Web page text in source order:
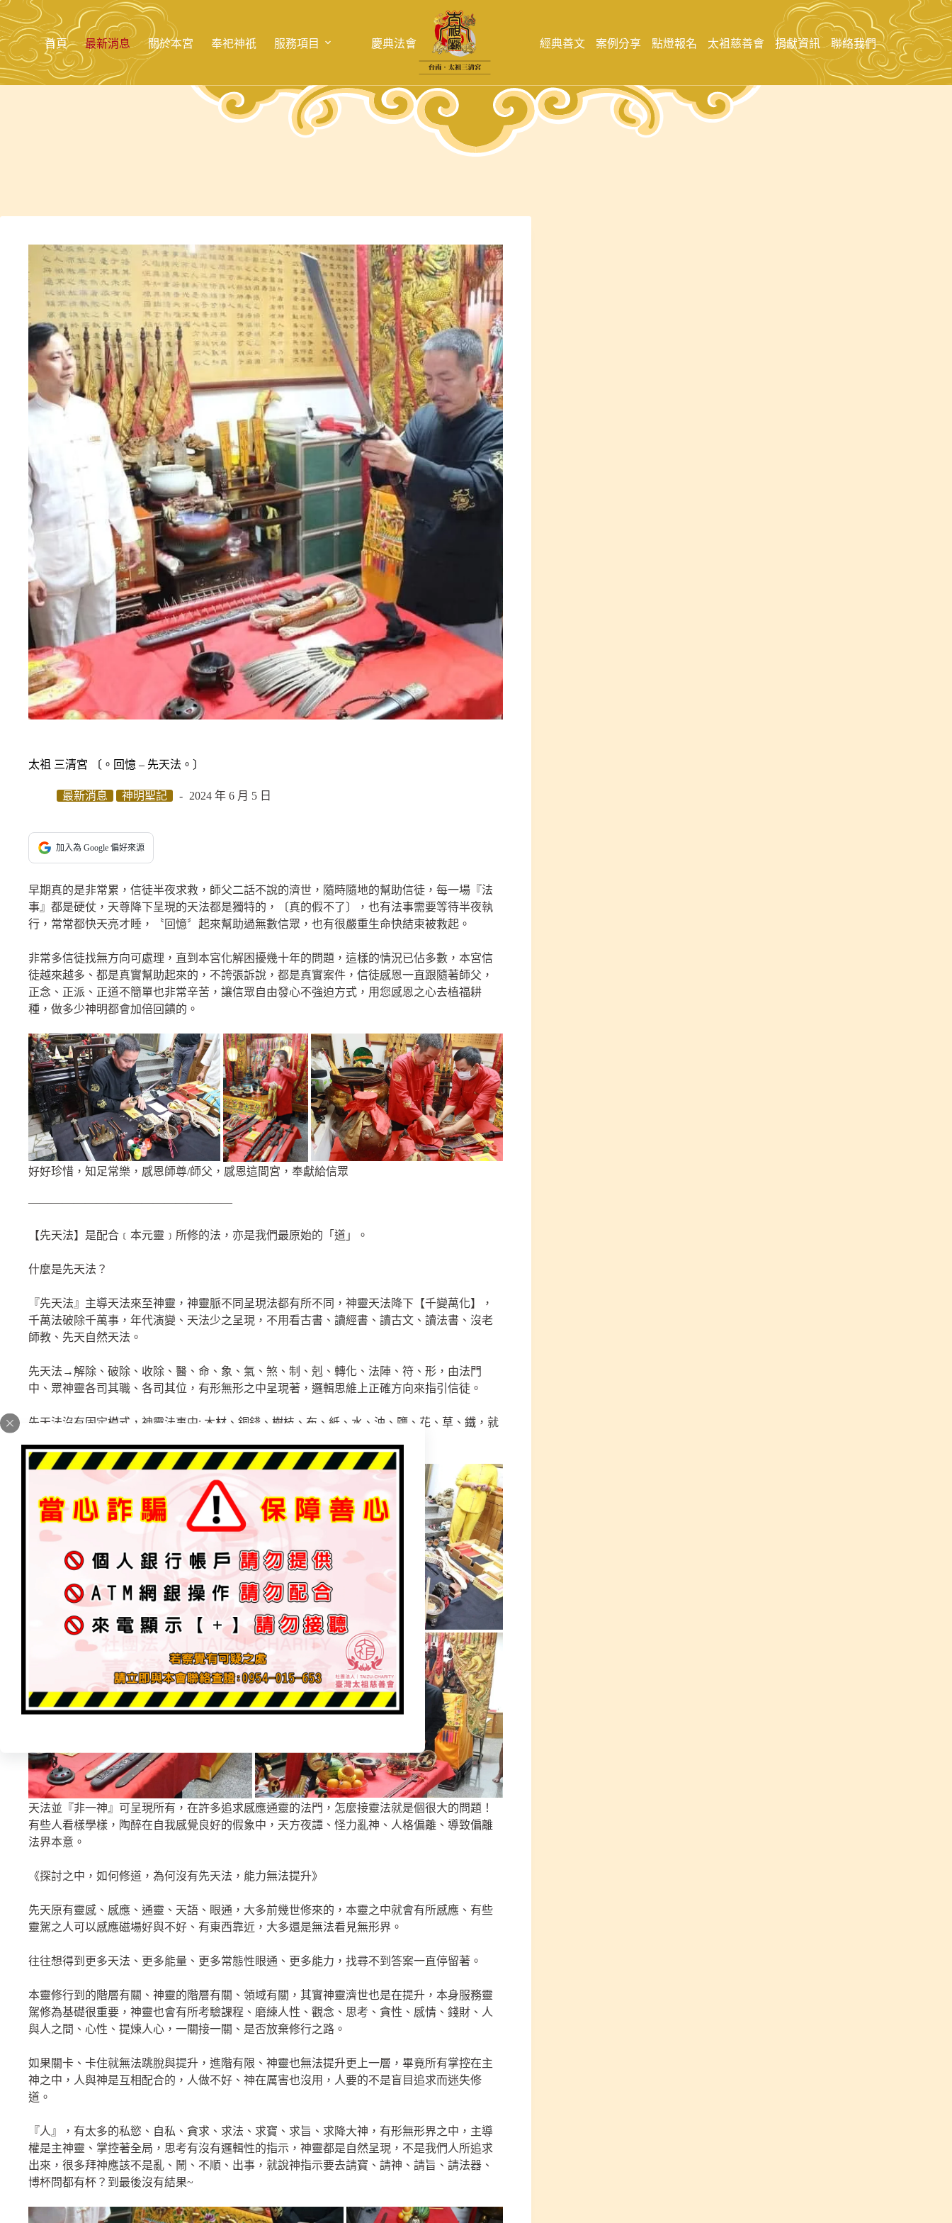
跳
至
主
要
內
首頁 最新消息 關於本宮 奉祀神祇 服務項目 慶典法會 經典善文 案例分享 點燈報名 太袓慈善會 捐獻資訊 聯絡我們
太祖 三清宮 〔。回憶 – 先天法。〕
最新消息 神明聖記 2024 年 6 月 5 日
加入為 Google 偏好來源
早期真的是非常累，信徒半夜求救，師父二話不說的濟世，隨時隨地的幫助信徒，每一場『法
事』都是硬仗，天尊降下呈現的天法都是獨特的，〔真的假不了〕，也有法事需要等待半夜執
行，常常都快天亮才睡，〝回憶〞起來幫助過無數信眾，也有很嚴重生命快結束被救起。
非常多信徒找無方向可處理，直到本宮化解困擾幾十年的問題，這樣的情況已佔多數，本宮信
徒越來越多、都是真實幫助起來的，不誇張訴說，都是真實案件，信徒感恩一直跟隨著師父，
正念、正派、正道不簡單也非常辛苦，讓信眾自由發心不強迫方式，用您感恩之心去植福耕
種，做多少神明都會加倍回饋的。
好好珍惜，知足常樂，感恩師尊/師父，感恩這間宮，奉獻給信眾
——————————————————
【先天法】是配合﹝本元靈﹞所修的法，亦是我們最原始的「道」。
什麼是先天法？
『先天法』主導天法來至神靈，神靈脈不同呈現法都有所不同，神靈天法降下【千變萬化】，
千萬法破除千萬事，年代演變、天法少之呈現，不用看古書、讀經書、讀古文、讀法書、沒老
師教、先天自然天法。
先天法→解除、破除、收除、醫、命、象、氣、煞、制、剋、轉化、法陣、符、形，由法門
中、眾神靈各司其職、各司其位，有形無形之中呈現著，邏輯思維上正確方向來指引信徒。
先天法沒有固定模式，神靈法事中: 木材、銅錢、樹枝、布、紙、水、油、鹽、花、草、鐵，就
天法並『非一神』可呈現所有，在許多追求感應通靈的法門，怎麼接靈法就是個很大的問題！
有些人看樣學樣，陶醉在自我感覺良好的假象中，天方夜譚、怪力亂神、人格偏離、導致偏離
法界本意。
《探討之中，如何修道，為何沒有先天法，能力無法提升》
先天原有靈感、感應、通靈、天語、眼通，大多前幾世修來的，本靈之中就會有所感應、有些
靈駕之人可以感應磁場好與不好、有東西靠近，大多還是無法看見無形界。
往往想得到更多天法、更多能量、更多常態性眼通、更多能力，找尋不到答案一直停留著。
本靈修行到的階層有關、神靈的階層有關、領域有關，其實神靈濟世也是在提升，本身服務靈
駕修為基礎很重要，神靈也會有所考驗課程、磨練人性、觀念、思考、貪性、感情、錢財、人
與人之間、心性、提煉人心，一關接一關、是否放棄修行之路。
如果關卡、卡住就無法跳脫與提升，進階有限、神靈也無法提升更上一層，畢竟所有掌控在主
神之中，人與神是互相配合的，人做不好、神在厲害也沒用，人要的不是盲目追求而迷失修
道。
『人』，有太多的私慾、自私、貪求、求法、求寶、求旨、求降大神，有形無形界之中，主導
權是主神靈、掌控著全局，思考有沒有邏輯性的指示，神靈都是自然呈現，不是我們人所追求
出來，很多拜神應該不是亂、鬧、不順、出事，就說神指示要去請寶、請神、請旨、請法器、
博杯問都有杯？到最後沒有結果~